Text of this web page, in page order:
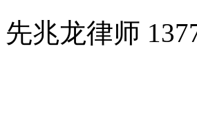
先兆龙律师